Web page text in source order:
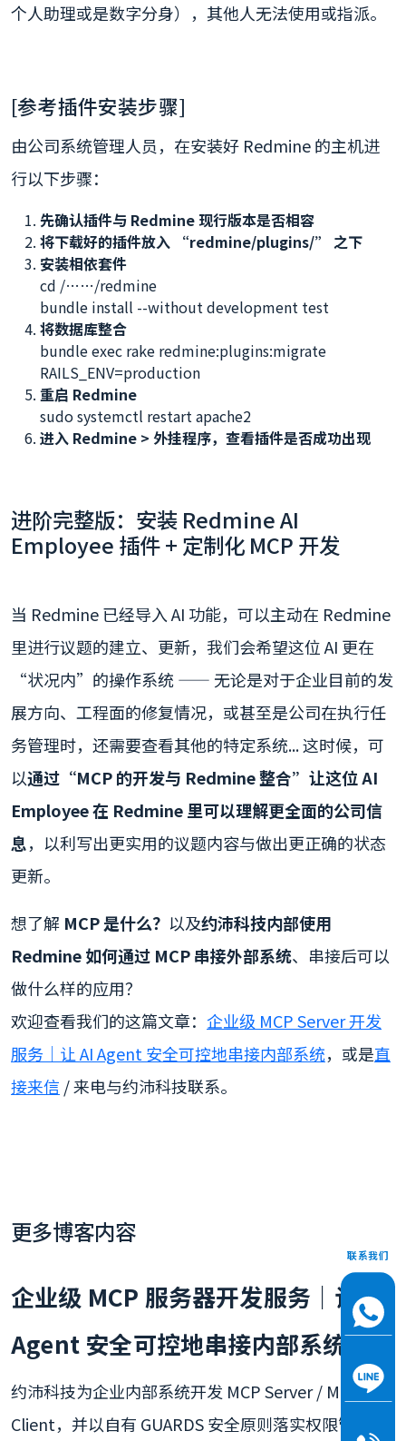
个人助理或是数字分身），其他人无法使用或指派。
[参考插件安装步骤]
由公司系统管理人员，在安装好 Redmine 的主机进
行以下步骤：
先确认插件与 Redmine 现行版本是否相容
将下载好的插件放入 “redmine/plugins/” 之下
安装相依套件
cd /……/redmine
bundle install --without development test
将数据库整合
bundle exec rake redmine:plugins:migrate
RAILS_ENV=production
重启 Redmine
sudo systemctl restart apache2
进入 Redmine > 外挂程序，查看插件是否成功出现
进阶完整版：安装 Redmine AI
Employee 插件 + 定制化 MCP 开发
当 Redmine 已经导入 AI 功能，可以主动在 Redmine
里进行议题的建立、更新，我们会希望这位 AI 更在
“状况内”的操作系统 —— 无论是对于企业目前的发
展方向、工程面的修复情况，或甚至是公司在执行任
务管理时，还需要查看其他的特定系统... 这时候，可
以通过“MCP 的开发与 Redmine 整合”让这位 AI
Employee 在 Redmine 里可以理解更全面的公司信
息，以利写出更实用的议题内容与做出更正确的状态
更新。
想了解 MCP 是什么？ 以及约沛科技内部使用
Redmine 如何通过 MCP 串接外部系统、串接后可以
做什么样的应用？
欢迎查看我们的这篇文章： 企业级 MCP Server 开发
服务｜让 AI Agent 安全可控地串接内部系统，或是直
接来信 / 来电与约沛科技联系。
更多博客内容
企业级 MCP 服务器开发服务｜让 AI
Agent 安全可控地串接内部系统
约沛科技为企业内部系统开发 MCP Server / MCP
Client，并以自有 GUARDS 安全原则落实权限管理、
联系我们